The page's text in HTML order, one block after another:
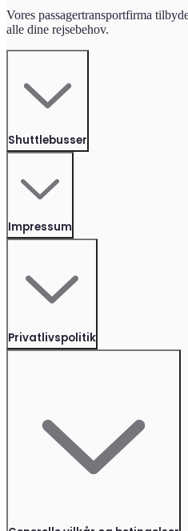
Vores passagertransportfirma
alle dine rejsebehov.
Shuttlebusser
Impressum
Privatlivspolitik